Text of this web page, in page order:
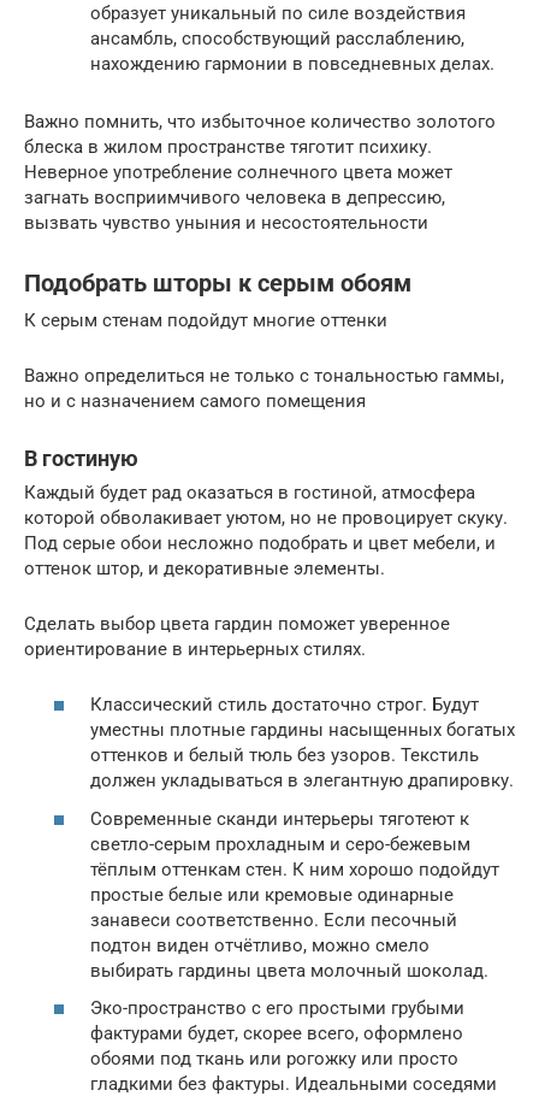
образует уникальный по силе воздействия
ансамбль, способствующий расслаблению,
нахождению гармонии в повседневных делах.
Важно помнить, что избыточное количество золотого
блеска в жилом пространстве тяготит психику.
Неверное употребление солнечного цвета может
загнать восприимчивого человека в депрессию,
вызвать чувство уныния и несостоятельности
Подобрать шторы к серым обоям
К серым стенам подойдут многие оттенки
Важно определиться не только с тональностью гаммы,
но и с назначением самого помещения
В гостиную
Каждый будет рад оказаться в гостиной, атмосфера
которой обволакивает уютом, но не провоцирует скуку.
Под серые обои несложно подобрать и цвет мебели, и
оттенок штор, и декоративные элементы.
Сделать выбор цвета гардин поможет уверенное
ориентирование в интерьерных стилях.
Классический стиль достаточно строг. Будут
уместны плотные гардины насыщенных богатых
оттенков и белый тюль без узоров. Текстиль
должен укладываться в элегантную драпировку.
Современные сканди интерьеры тяготеют к
светло-серым прохладным и серо-бежевым
тёплым оттенкам стен. К ним хорошо подойдут
простые белые или кремовые одинарные
занавеси соответственно. Если песочный
подтон виден отчётливо, можно смело
выбирать гардины цвета молочный шоколад.
Эко-пространство с его простыми грубыми
фактурами будет, скорее всего, оформлено
обоями под ткань или рогожку или просто
гладкими без фактуры. Идеальными соседями